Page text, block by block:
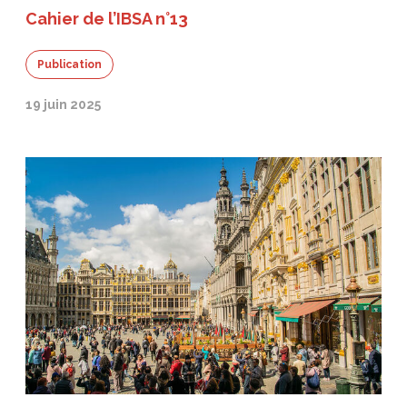
Cahier de l’IBSA n°13
Publication
19 juin 2025